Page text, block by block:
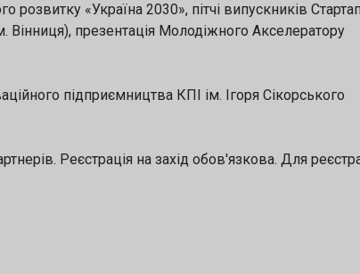
розвитку «Україна 2030», пітчі випускників Стартап
презентація Молодіжного Акселератору
підприємництва КПІ ім. Ігоря Сікорського
Реєстрація на захід обов'язкова. Для